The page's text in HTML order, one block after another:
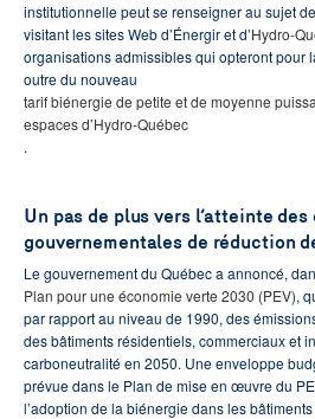
institutionnelle peut se renseigner au sujet
visitant les sites Web d’Énergir et d’Hydro-
organisations admissibles qui opteront pour
outre du nouveau
tarif biénergie de petite et de moyenne
espaces d’Hydro-Québec
.
Un pas de plus vers l’atteinte
gouvernementales de réduction
Le gouvernement du Québec a annoncé,
Plan pour une économie verte 2030 (PEV),
par rapport au niveau de 1990, des
des bâtiments résidentiels, commerciaux et
carboneutralité en 2050. Une enveloppe
prévue dans le Plan de mise en œuvre du
l’adoption de la biénergie dans les